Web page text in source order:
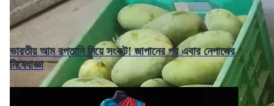
ভারতীয় আম রপ্তানি নিয়ে সংকট! জাপানের পর এবার নেপালের
নিষেধাজ্ঞা